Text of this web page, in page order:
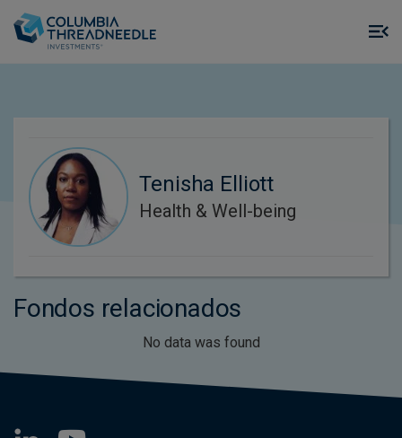
Tenisha Elliott
Health & Well-being
Fondos relacionados
No data was found